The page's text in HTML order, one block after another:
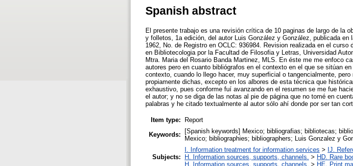
Spanish abstract
El presente trabajo es una revisión crítica de 10 paginas de largo de la
y folletos, 1a edición, del autor Luis González y González, publicada
1962, No. de Registro en OCLC: 936984. Revision realizada en el
en Bibliotecologia por la Facultad de Filosofia y Letras, Universidad
Mtra. Maria del Rosario Banda Martinez, MLS. En éste me me enfoco
autores pero en cuanto bibliógrafos en el contexto en el que se sitúan
contexto, cuando lo llego hacer, muy superficial o tangencialmente,
propiamente dichas, excepto en los albores de esta técnica que
exhaustivo, pues conforme fuí avanzando en el resumen se me fue
el autor; y no se diga de las notas al pie de página que no tomé en
palabras y he citado textualmente al autor sólo ahí donde por ser tan
Item type:
Report
Keywords:
[Spanish keywords] Mexico; bibliografias; bibliotecas;
Mexico; bibliographies; bibliographers; Luis Gonzalez y
Subjects:
I. Information treatment for information services > IJ.
H. Information sources, supports, channels. > HD. Rare
H. Information sources, supports, channels. > HE. Print